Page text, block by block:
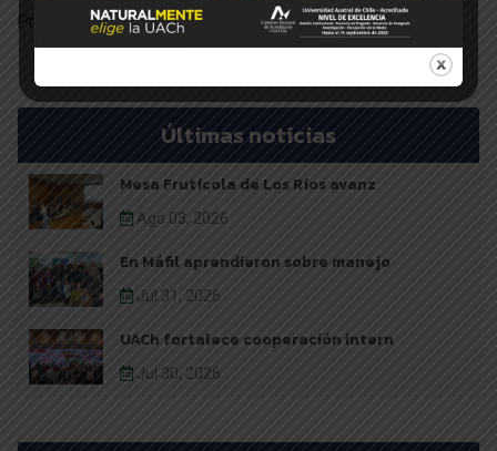
Programa
Últimas noticias
Mesa Frutícola de Los Ríos avanz
Ago 03, 2026
En Máfil aprendieron sobre manejo
Jul 31, 2026
UACh fortalece cooperación intern
Jul 30, 2026